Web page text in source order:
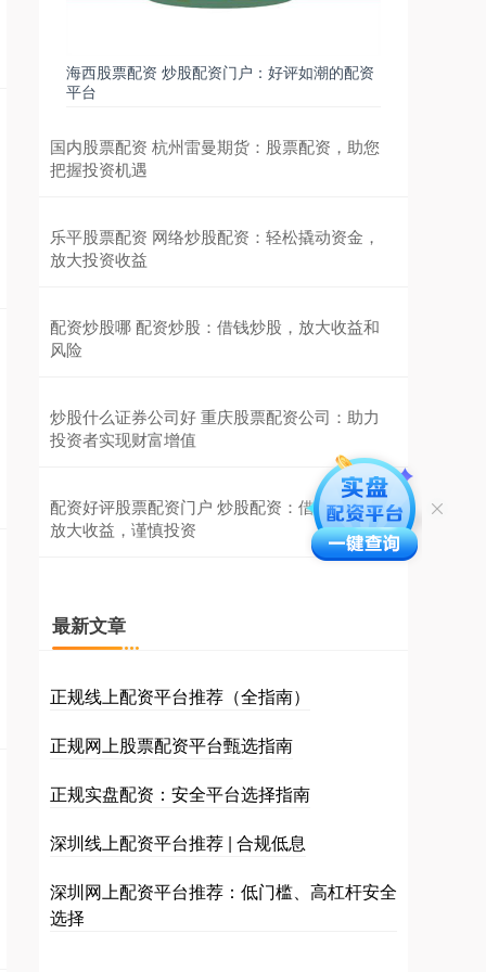
海西股票配资 炒股配资门户：好评如潮的配资
平台
国内股票配资 杭州雷曼期货：股票配资，助您
把握投资机遇
乐平股票配资 网络炒股配资：轻松撬动资金，
放大投资收益
配资炒股哪 配资炒股：借钱炒股，放大收益和
风险
炒股什么证券公司好 重庆股票配资公司：助力
投资者实现财富增值
配资好评股票配资门户 炒股配资：借助平台，
放大收益，谨慎投资
最新文章
正规线上配资平台推荐（全指南）
正规网上股票配资平台甄选指南
正规实盘配资：安全平台选择指南
深圳线上配资平台推荐 | 合规低息
深圳网上配资平台推荐：低门槛、高杠杆安全
选择